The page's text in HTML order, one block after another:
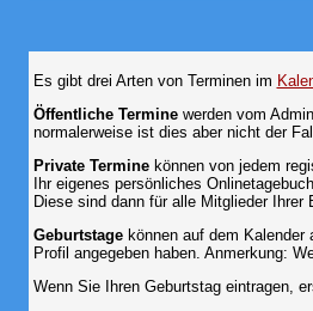
Es gibt drei Arten von Terminen im
Öffentliche Terminewerden vom
normalerweise ist dies aber nicht der
Private Terminekönnen von jedem
Ihr eigenes persönliches
Diese sind dann für alle Mitglieder Ihrer
Geburtstagekönnen auf dem Kalender
Profil angegeben haben. Anmerkung:
Wenn Sie Ihren Geburtstag eintragen,